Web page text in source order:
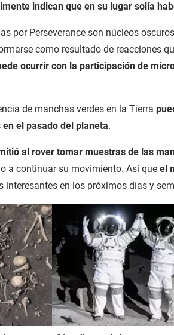
indican que en su lugar solía
por Perseverance son núcleos
como resultado de reacciones
ocurrir con la participación de
de manchas verdes en la Tierra
el pasado del planeta.
al rover tomar muestras de las
a continuar su movimiento. Así que el
interesantes en los próximos días y